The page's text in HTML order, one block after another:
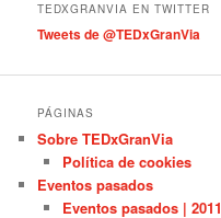
a
s
TEDXGRANVIA EN TWITTER
Tweets de @TEDxGranVia
PÁGINAS
Sobre TEDxGranVia
Política de cookies
Eventos pasados
Eventos pasados | 2011